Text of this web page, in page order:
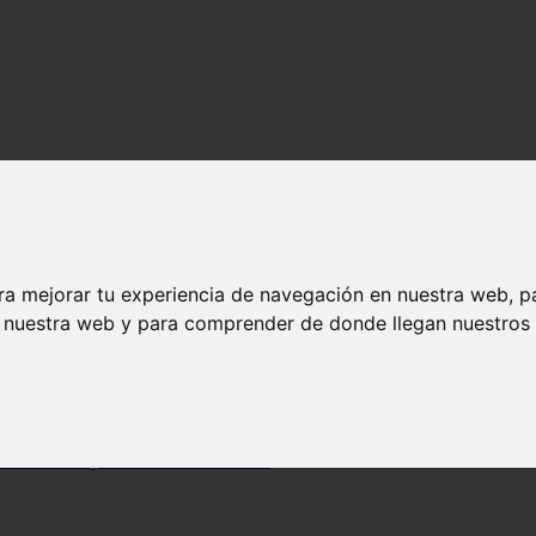
mejorar tu experiencia de navegación en nuestra web,
web y para comprender de donde llegan
boca sana